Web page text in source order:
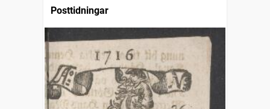
Posttidningar